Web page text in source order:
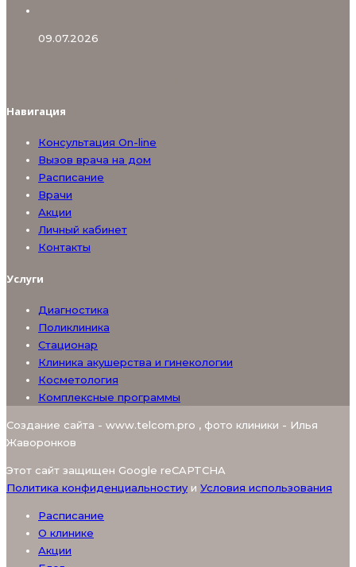
09.07.2026
Навигация
Консультация On-line
Вызов врача на дом
Расписание
Врачи
Акции
Личный кабинет
Контакты
Услуги
Диагностика
Поликлиника
Стационар
Клиника акушерства и гинекологии
Косметология
Комплексные программы
Создание сайта - www.telcom.pro , фото клиники - Илья
Жаворонков
Этот сайт защищен Google reCAPTCHA
Политика конфиденциальностиy и Условия использования
Расписание
О клинике
Акции